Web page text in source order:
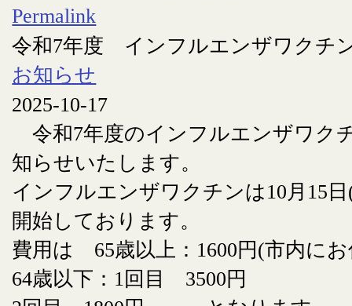
Permalink
令和7年度 インフルエンザワクチ
お知らせ
2025-10-17
令和7年度のインフルエンザワク
知らせいたします。
インフルエンザワクチンは10月15
開始しております。
費用は 65歳以上：1600円(市内に
64歳以下：1回目 3500円